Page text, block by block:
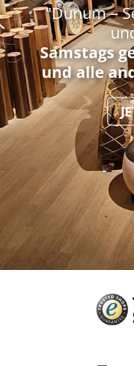
"Dunum –
Samstags
und alle